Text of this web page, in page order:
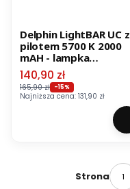
Delphin LightBAR UC z
pilotem 5700 K 2000
mAH - lampka
biwakowa
Cena promocyjna
140,90 zł
165,90 zł -15%
Najniższa cena: 131,90 zł
Strona